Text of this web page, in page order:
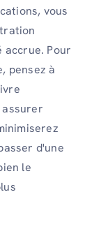
vous
Pour
pensez à
assurer
d'une
le